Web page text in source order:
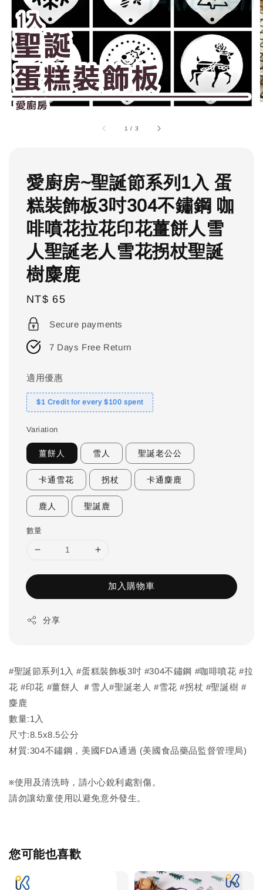
1 / 3
愛廚房~聖誕節系列1入 蛋
糕裝飾板3吋304不鏽鋼 咖
啡噴花拉花印花薑餅人雪
人聖誕老人雪花拐杖聖誕
樹麋鹿
Regular
price
NT$ 65
Secure payments
7 Days Free Return
適用優惠
$1 Credit for every $100 spent
Variation
薑餅人 雪人 聖誕老公公
卡通雪花 拐杖 卡通麋鹿
鹿人 聖誕鹿
數量
加入購物車
分享
#聖誕節系列1入 #蛋糕裝飾板3吋 #304不鏽鋼 #咖啡噴花 #拉
花 #印花 #薑餅人 ＃雪人#聖誕老人 #雪花 #拐杖 #聖誕樹 #
麋鹿
數量:1入
尺寸:8.5x8.5公分
材質:304不鏽鋼，美國FDA通過 (美國食品藥品監督管理局)
※使用及清洗時，請小心銳利處割傷。
請勿讓幼童使用以避免意外發生。
您可能也喜歡